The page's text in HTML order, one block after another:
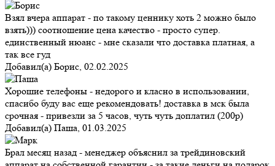
Взял вчера аппарат - по такому ценнику хоть 2 можно было
взять))) соотношение цена качество - просто супер.
единственный нюанс - мне сказали что доставка платная, а
так все гуд
Добавил(а) Борис, 02.02.2025
Хорошие телефоны - недорого и класно в использовании,
спасибо буду вас еще рекомендовать! доставка в мск была
срочная - привезли за 5 часов, чуть чуть доплатил (200р)
Добавил(а) Паша, 01.03.2025
Брал месяц назад - менеджер объяснил за трейдиновский